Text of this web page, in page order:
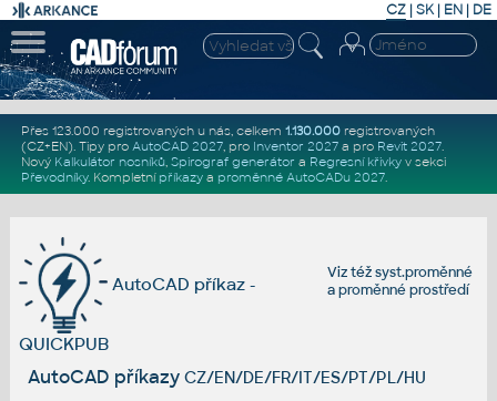
CZ | SK| EN | DE
Přes 123.000 registrovaných u nás, celkem 1.130.000registrovaných
(CZ+EN). Tipy pro AutoCAD 2027, pro Inventor 2027a pro Revit 2027.
Nový Kalkulátor nosníků, Spirograf generátor a Regresní křivkyv sekci
Převodníky. Kompletní příkazya proměnné AutoCADu 2027.
Viz téžsyst.proměnné
aproměnné prostředí
AutoCAD příkaz -
QUICKPUB
AutoCAD příkazy CZ/EN/DE/FR/IT/ES/PT/PL/HU